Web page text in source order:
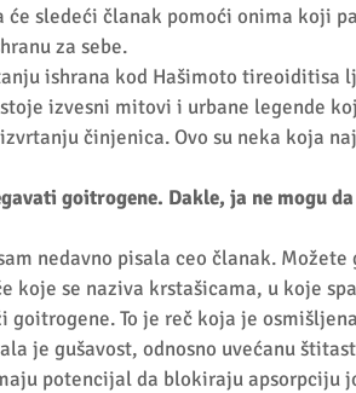
će sledeći članak pomoći onima koji
za sebe.
ishrana kod Hašimoto tireoiditisa
izvesni mitovi i urbane legende
činjenica. Ovo su neka koja
goitrogene. Dakle, ja ne mogu
nedavno pisala ceo članak. Možete
koje se naziva krstašicama, u koje
goitrogene. To je reč koja je
je gušavost, odnosno uvećanu
potencijal da blokiraju apsorpciju